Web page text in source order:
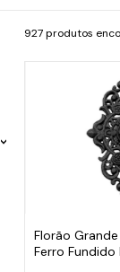
927 produtos
Florão
Ferro